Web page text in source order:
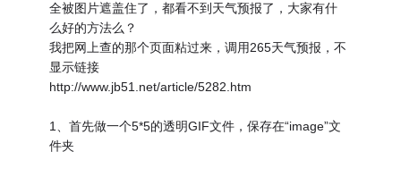
全被图片遮盖住了，都看不到天气预报了，大家有什
么好的方法么？
我把网上查的那个页面粘过来，调用265天气预报，不
显示链接
http://www.jb51.net/article/5282.htm
1、首先做一个5*5的透明GIF文件，保存在“image”文
件夹